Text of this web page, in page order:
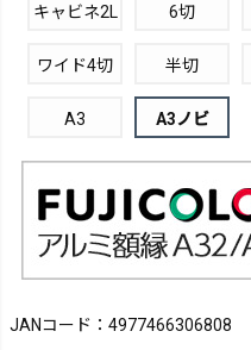
キャビネ2L 6切
ワイド4切 半切
A3 A3ノビ
JANコード：4977466306808